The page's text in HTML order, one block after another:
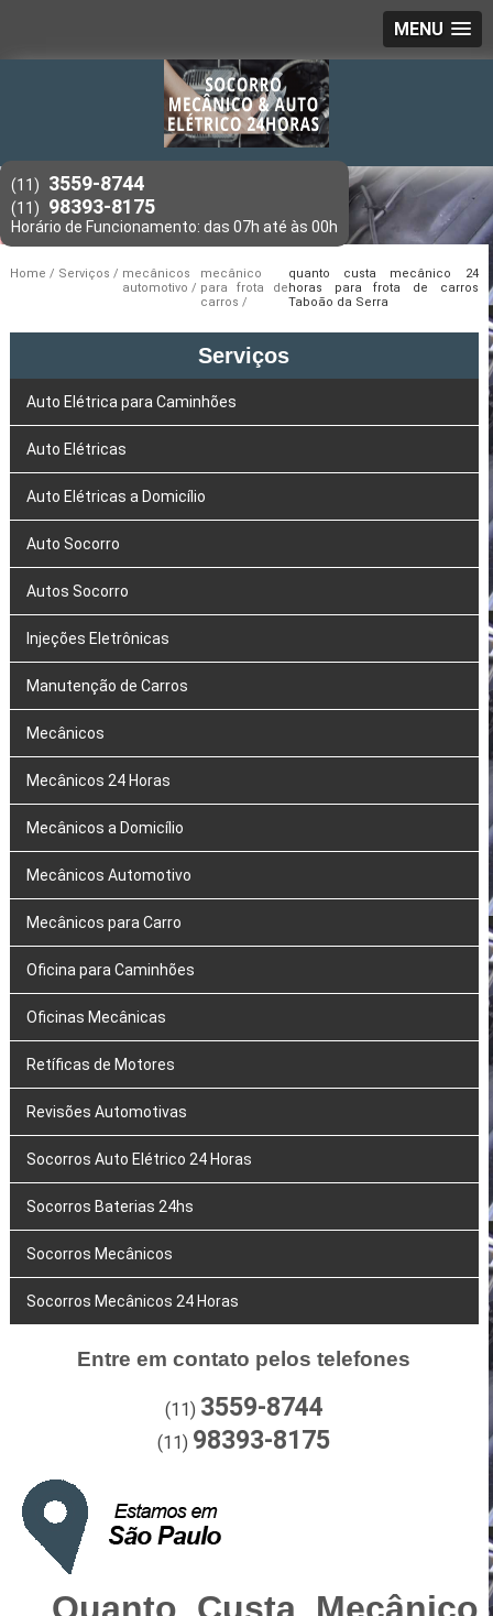
MENU
(11) 3559-8744
(11) 98393-8175
Home Serviços
mecânicos
automotivo
mecânico
para frota de
carros
quanto custa mecânico 24
horas para frota de carros
Taboão da Serra
Serviços
Auto Elétrica para Caminhões
Auto Elétricas
Auto Elétricas a Domicílio
Auto Socorro
Autos Socorro
Injeções Eletrônicas
Manutenção de Carros
Mecânicos
Mecânicos 24 Horas
Mecânicos a Domicílio
Mecânicos Automotivo
Mecânicos para Carro
Oficina para Caminhões
Oficinas Mecânicas
Retíficas de Motores
Revisões Automotivas
Socorros Auto Elétrico 24 Horas
Socorros Baterias 24hs
Socorros Mecânicos
Socorros Mecânicos 24 Horas
Entre em contato pelos telefones
(11) 3559-8744
(11) 98393-8175
Quanto Custa Mecânico